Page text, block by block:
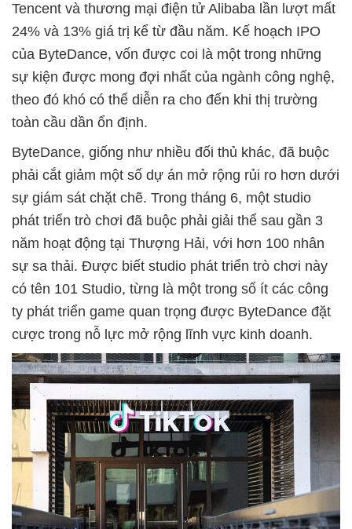
Tencent và thương mại điện tử Alibaba lần lượt mất
24% và 13% giá trị kể từ đầu năm. Kế hoạch IPO
của ByteDance, vốn được coi là một trong những
sự kiện được mong đợi nhất của ngành công nghệ,
theo đó khó có thể diễn ra cho đến khi thị trường
toàn cầu dần ổn định.
ByteDance, giống như nhiều đối thủ khác, đã buộc
phải cắt giảm một số dự án mở rộng rủi ro hơn dưới
sự giám sát chặt chẽ. Trong tháng 6, một studio
phát triển trò chơi đã buộc phải giải thể sau gần 3
năm hoạt động tại Thượng Hải, với hơn 100 nhân
sự sa thải. Được biết studio phát triển trò chơi này
có tên 101 Studio, từng là một trong số ít các công
ty phát triển game quan trọng được ByteDance đặt
cược trong nỗ lực mở rộng lĩnh vực kinh doanh.